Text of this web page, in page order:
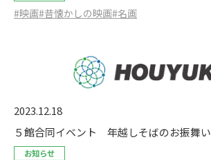
#映画#昔懐かしの映画#名画
2023.12.18
５館合同イベント 年越しそばのお振舞い
お知らせ